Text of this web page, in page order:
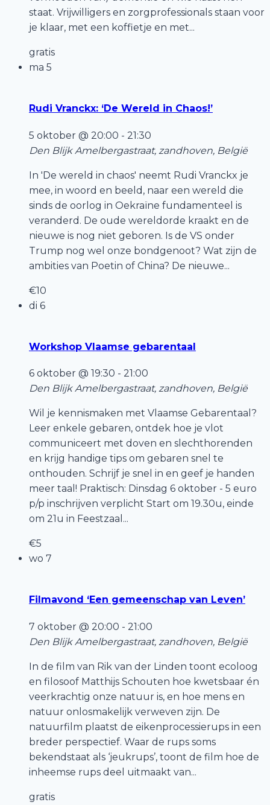
staat. Vrijwilligers en zorgprofessionals staan voor
je klaar, met een koffietje en met...
gratis
ma 5
Rudi Vranckx: ‘De Wereld in Chaos!’
5 oktober @ 20:00 - 21:30
Den Blijk Amelbergastraat, zandhoven, België
In 'De wereld in chaos' neemt Rudi Vranckx je
mee, in woord en beeld, naar een wereld die
sinds de oorlog in Oekraïne fundamenteel is
veranderd. De oude wereldorde kraakt en de
nieuwe is nog niet geboren. Is de VS onder
Trump nog wel onze bondgenoot? Wat zijn de
ambities van Poetin of China? De nieuwe...
€10
di 6
Workshop Vlaamse gebarentaal
6 oktober @ 19:30 - 21:00
Den BlijkAmelbergastraat, zandhoven, België
Wil je kennismaken met Vlaamse Gebarentaal?
Leer enkele gebaren, ontdek hoe je vlot
communiceert met doven en slechthorenden
en krijg handige tips om gebaren snel te
onthouden. Schrijf je snel in en geef je handen
meer taal! Praktisch: Dinsdag 6 oktober - 5 euro
p/p inschrijven verplicht Start om 19.30u, einde
om 21u in Feestzaal...
€5
wo 7
Filmavond ‘Een gemeenschap van Leven’
7 oktober @ 20:00 - 21:00
Den Blijk Amelbergastraat, zandhoven, België
In de film van Rik van der Linden toont ecoloog
en filosoof Matthijs Schouten hoe kwetsbaar én
veerkrachtig onze natuur is, en hoe mens en
natuur onlosmakelijk verweven zijn. De
natuurfilm plaatst de eikenprocessierups in een
breder perspectief. Waar de rups soms
bekendstaat als ‘jeukrups’, toont de film hoe de
inheemse rups deel uitmaakt van...
gratis